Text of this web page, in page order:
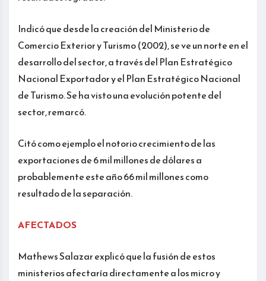
Indicó que desde la creación del Ministerio de
Comercio Exterior y Turismo (2002), se ve un norte en el
desarrollo del sector, a través del Plan Estratégico
Nacional Exportador y el Plan Estratégico Nacional
de Turismo. Se ha visto una evolución potente del
sector, remarcó.
Citó como ejemplo el notorio crecimiento de las
exportaciones de 6 mil millones de dólares a
probablemente este año 66 mil millones como
resultado de la separación.
AFECTADOS
Mathews Salazar explicó que la fusión de estos
ministerios afectaría directamente a los micro y